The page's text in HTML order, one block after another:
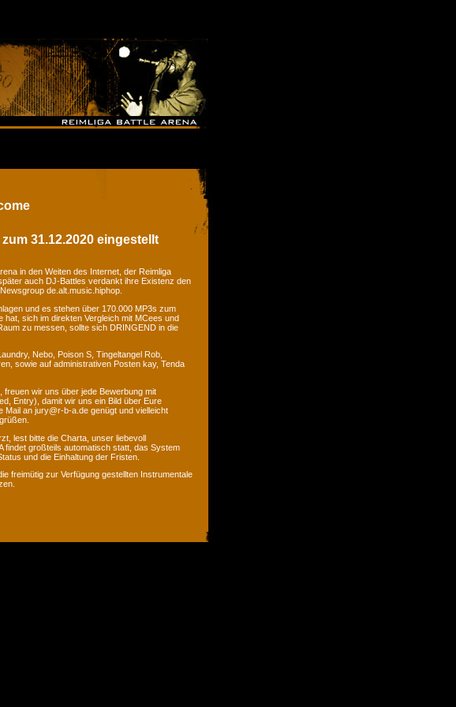
31.12.2020 eingestellt
in den Weiten des Internet, der Reimliga
auch DJ-Battles verdankt ihre Existenz den
de.alt.music.hiphop.
und es stehen über 170.000 MP3s zum
sich im direkten Vergleich mit MCees und
zu messen, sollte sich DRINGEND in die
Nebo, Poison S, Tingeltangel Rob,
sowie auf administrativen Posten kay, Tenda
wir uns über jede Bewerbung mit
Entry), damit wir uns ein Bild über Eure
Mail an jury@r-b-a.de genügt und vielleicht
lest bitte die Charta, unser liebevoll
findet großteils automatisch statt, das System
und die Einhaltung der Fristen.
freimütig zur Verfügung gestellten Instrumentale